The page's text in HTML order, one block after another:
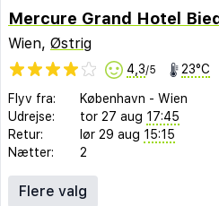
Wien, Østrig
4,3/5 23°C
Flyv fra: København - Wien
Udrejse:
tor 27 aug 17:45
Retur:
lør 29 aug 15:15
Nætter:
2
Flere valg